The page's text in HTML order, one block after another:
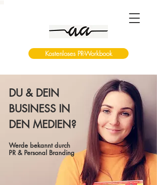
Kostenloses PR-Workbook
DU & DEIN
BUSINESS IN
DEN MEDIEN?
Werde bekannt durch
PR & Personal Branding